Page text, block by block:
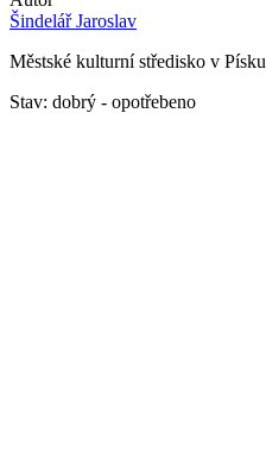
Šindelář Jaroslav
Městské kulturní středisko v Písku
Stav: dobrý - opotřebeno